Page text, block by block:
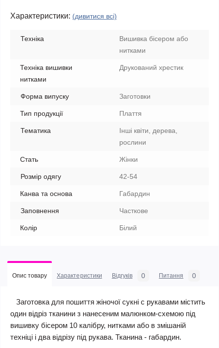
Характеристики: (дивитися всі)
Техніка
Вишивка бісером або
нитками
Техніка вишивки
нитками
Друкований хрестик
Форма випуску Заготовки
Тип продукції Плаття
Тематика
Інші квіти, дерева,
рослини
Стать Жінки
Розмір одягу 42-54
Канва та основа Габардин
Заповнення Часткове
Колір Білий
Опис товару Характеристики Відгуків 0 Питання 0
Заготовка для пошиття жіночої сукні c рукавами містить
один відріз тканини з нанесеним малюнком-схемою під
вишивку бісером 10 калібру, нитками або в змішаній
техніці і два відрізу під рукава. Тканина - габардин.